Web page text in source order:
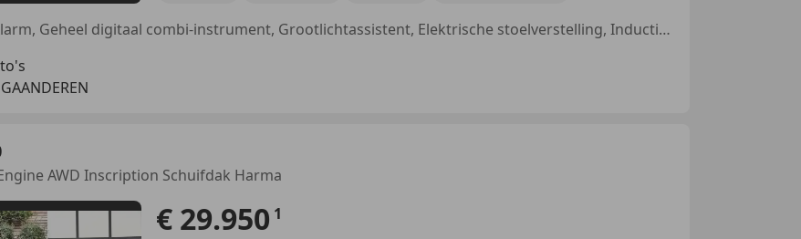
Open dak, Alarm, Geheel digitaal combi-instrument, Grootlichtassistent, Elektrische stoelverstelling, Inductieladen voor smartphones, Stoelverwarming, LED verlichting
AWD Inscription Schuifdak Harma
€ 29.950 1